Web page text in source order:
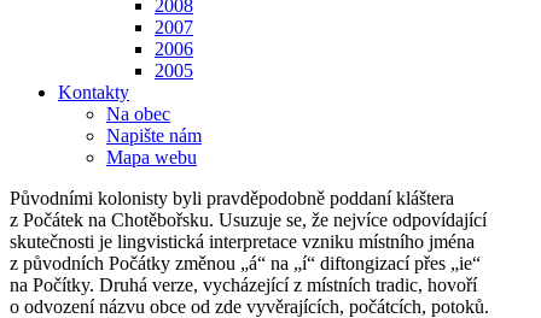
2008
2007
2006
2005
Kontakty
Na obec
Napište nám
Mapa webu
Původními kolonisty byli pravděpodobně poddaní kláštera
z Počátek na Chotěbořsku. Usuzuje se, že nejvíce odpovídající
skutečnosti je lingvistická interpretace vzniku místního jména
z původních Počátky změnou „á“ na „í“ diftongizací přes „ie“
na Počítky. Druhá verze, vycházející z místních tradic, hovoří
o odvození názvu obce od zde vyvěrajících, počátcích, potoků.